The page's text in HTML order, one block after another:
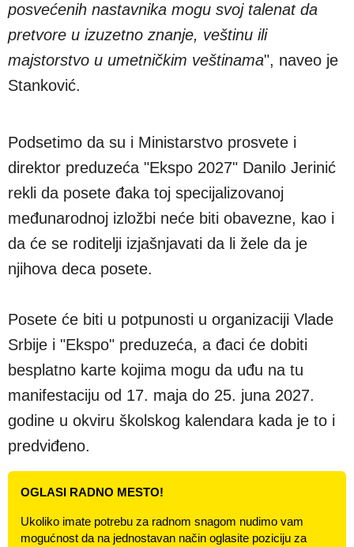
posvećenih nastavnika mogu svoj talenat da
pretvore u izuzetno znanje, veštinu ili
majstorstvo u umetničkim veštinama", naveo je
Stanković.
Podsetimo da su i Ministarstvo prosvete i
direktor preduzeća "Ekspo 2027" Danilo Jerinić
rekli da posete đaka toj specijalizovanoj
međunarodnoj izložbi neće biti obavezne, kao i
da će se roditelji izjašnjavati da li žele da je
njihova deca posete.
Posete će biti u potpunosti u organizaciji Vlade
Srbije i "Ekspo" preduzeća, a đaci će dobiti
besplatno karte kojima mogu da uđu na tu
manifestaciju od 17. maja do 25. juna 2027.
godine u okviru školskog kalendara kada je to i
predviđeno.
OGLASI RADNO MESTO!
Ukoliko imate potrebu za radnom snagom nudimo vam
mogućnost da na jednostavan način oglasite poziciju za